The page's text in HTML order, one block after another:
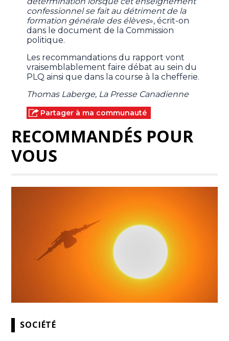
confessionnel se fait au détriment de la
formation générale des élèves», écrit-on
dans le document de la Commission
politique.
Les recommandations du rapport vont
vraisemblablement faire débat au sein du
PLQ ainsi que dans la course à la chefferie.
Thomas Laberge, La Presse Canadienne
Partager à ma communauté
RECOMMANDÉS POUR
VOUS
SOCIÉTÉ